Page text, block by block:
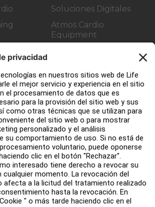
Soluciones Digitales
Atmos Cardio
Equipment
tienda